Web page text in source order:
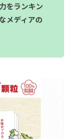
をランキン
メディアの